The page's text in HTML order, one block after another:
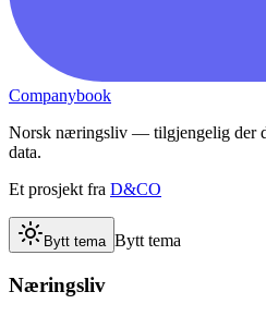
Companybook
Norsk næringsliv — tilgjengelig der
data.
Et prosjekt fra D&CO
Bytt tema Bytt tema
Næringsliv